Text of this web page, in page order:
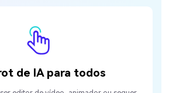
de IA para todos